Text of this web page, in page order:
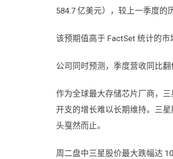
584.7 亿美元），较上一季度的
该预期值高于 FactSet 统计的市
公司同时预测，季度营收同比翻
作为全球最大存储芯片厂商，
开支的增长难以长期维持。三
头戛然而止。
周二盘中三星股价最大跌幅达